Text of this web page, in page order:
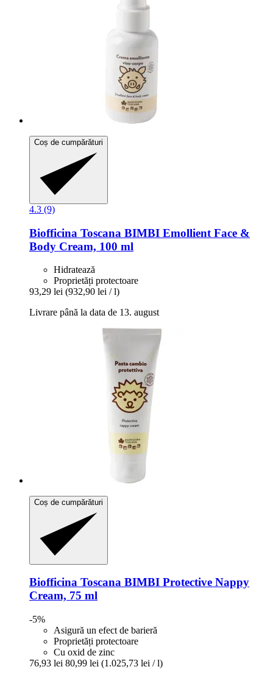
Coș de cumpărături
4.3 (9)
Biofficina Toscana BIMBI Emollient Face &
Body Cream, 100 ml
Hidratează
Proprietăți protectoare
93,29 lei (932,90 lei / l)
Livrare până la data de 13. august
Coș de cumpărături
Biofficina Toscana BIMBI Protective Nappy
Cream, 75 ml
-5%
Asigură un efect de barieră
Proprietăți protectoare
Cu oxid de zinc
76,93 lei 80,99 lei (1.025,73 lei / l)